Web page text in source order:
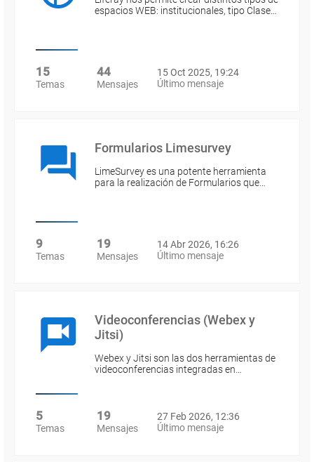
espacios WEB: institucionales, tipo Clase…
15
Temas
44
Mensajes
15 Oct 2025, 19:24
Último mensaje
Formularios Limesurvey
LimeSurvey es una potente herramienta
para la realización de Formularios que…
9
Temas
19
Mensajes
14 Abr 2026, 16:26
Último mensaje
Videoconferencias (Webex y
Jitsi)
Webex y Jitsi son las dos herramientas de
videoconferencias integradas en…
5
Temas
19
Mensajes
27 Feb 2026, 12:36
Último mensaje